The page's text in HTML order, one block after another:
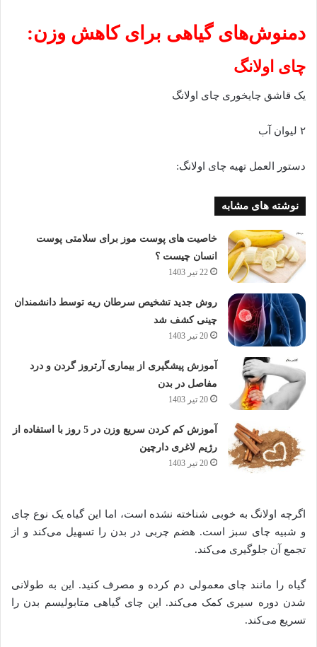
دمنوش‌های گیاهی برای کاهش وزن:
چای اولانگ
یک قاشق چایخوری چای اولانگ
۲ لیوان آب
دستور العمل تهیه چای اولانگ:
نوشته های مشابه
خاصیت های پوست موز برای سلامتی پوست
انسان چیست ؟
22 تیر 1403
روش جدید تشخیص سرطان ریه توسط دانشمندان
چینی کشف شد
20 تیر 1403
آموزش پیشگیری از بیماری آرتروز گردن و درد
مفاصل در بدن
20 تیر 1403
آموزش کم کردن سریع وزن در 5 روز با استفاده از
رژیم لاغری دارچین
20 تیر 1403
اگرچه اولانگ به خوبی شناخته نشده است، اما این گیاه یک نوع چای
و شبیه چای سبز است. هضم چربی در بدن را تسهیل می‌کند و از
تجمع آن جلوگیری می‌کند.
گیاه را مانند چای معمولی دم کرده و مصرف کنید. این به طولانی
شدن دوره سیری کمک می‌کند. این چای گیاهی متابولیسم بدن را
تسریع می‌کند.